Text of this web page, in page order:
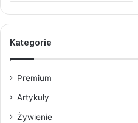
Kategorie
Premium
Artykuły
Żywienie